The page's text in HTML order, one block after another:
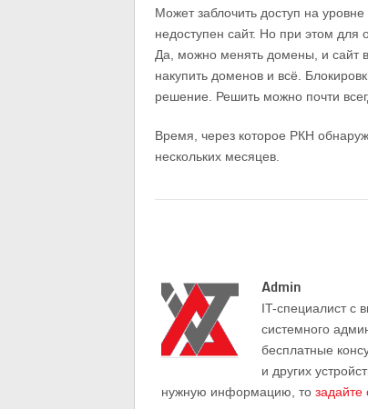
Может заблочить доступ на
недоступен сайт. Но при этом для
Да, можно менять домены, и сайт
накупить доменов и всё.
решение. Решить можно почти
Время, через которое РКН
нескольких месяцев.
Admin
IT-cпециалист с
системного
бесплатные
и других
нужную информацию, то задайте